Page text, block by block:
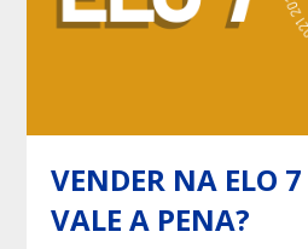
VENDER NA ELO
VALE A PENA?